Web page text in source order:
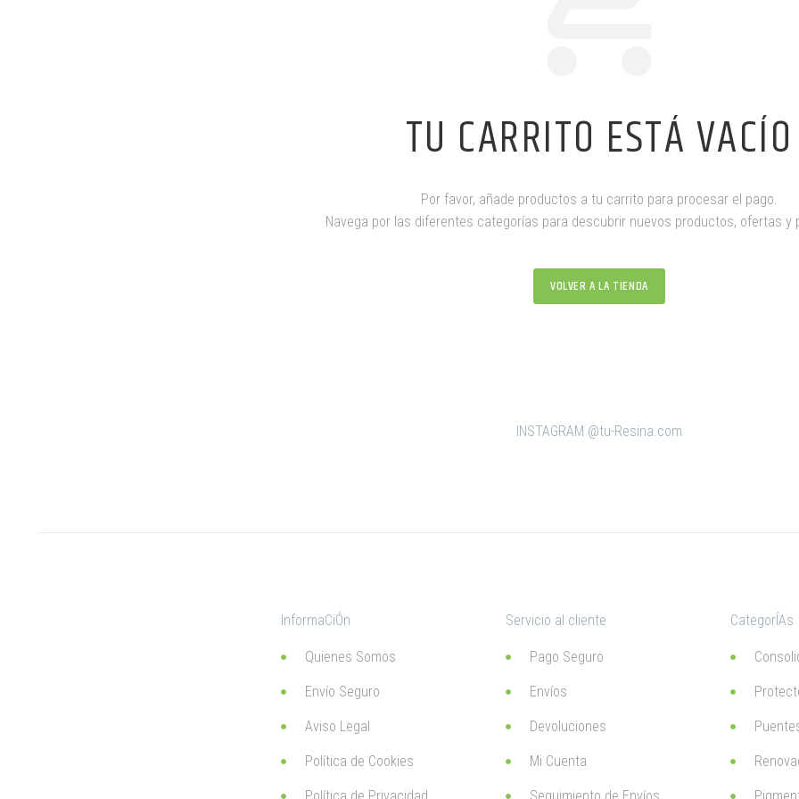
TU CARRITO ESTÁ VACÍO
Por favor, añade productos a tu carrito para procesar el pago.
Navega por las diferentes categorías para descubrir nuevos productos, ofertas y
VOLVER A LA TIENDA
INSTAGRAM @tu-Resina.com
InformaCiÓn
Quienes Somos
Envío Seguro
Aviso Legal
Política de Cookies
Servicio al cliente
Pago Seguro
Envíos
Devoluciones
Mi Cuenta
CategorÍAs